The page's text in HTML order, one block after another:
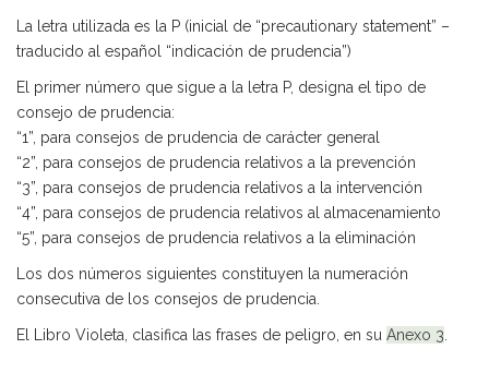
La letra utilizada es la P (inicial de “precautionary statement” –
traducido al español “indicación de prudencia”)
El primer número que sigue a la letra P, designa el tipo de
consejo de prudencia:
“1”, para consejos de prudencia de carácter general
“2”, para consejos de prudencia relativos a la prevención
“3”, para consejos de prudencia relativos a la intervención
“4”, para consejos de prudencia relativos al almacenamiento
“5”, para consejos de prudencia relativos a la eliminación
Los dos números siguientes constituyen la numeración
consecutiva de los consejos de prudencia.
El Libro Violeta, clasifica las frases de peligro, en su Anexo 3